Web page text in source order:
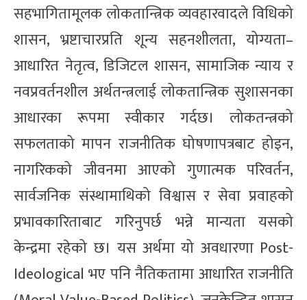
सहभागितामूलक लोकतान्त्रिक व्यवहारवादले विधिको
शासन, भ्रष्टाचारप्रति शून्य सहनशीलता, योग्यता–
आधारित नेतृत्व, डिजिटल शासन, सामाजिक न्याय र
नवप्रवर्तनशील अर्थतन्त्रलाई लोकतान्त्रिक सुशासनका
आधारका रूपमा स्वीकार गर्दछ। लोकतन्त्रको
सफलताको मापन राजनीतिक घोषणापत्रबाट होइन,
नागरिकको जीवनमा आएको गुणात्मक परिवर्तन,
सार्वजनिक संस्थामाथिको विश्वास र सेवा प्रवाहको
प्रभावकारिताबाट गरिनुपर्छ भन्ने मान्यता यसको
केन्द्रमा रहेको छ। यस अर्थमा यो अवधारणा Post-
Ideological भए पनि नैतिकतामा आधारित राजनीति